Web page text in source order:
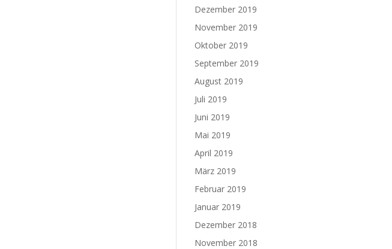
Dezember 2019
November 2019
Oktober 2019
September 2019
August 2019
Juli 2019
Juni 2019
Mai 2019
April 2019
März 2019
Februar 2019
Januar 2019
Dezember 2018
November 2018